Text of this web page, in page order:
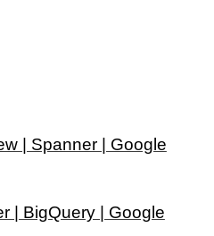
| Spanner | Google
| BigQuery | Google